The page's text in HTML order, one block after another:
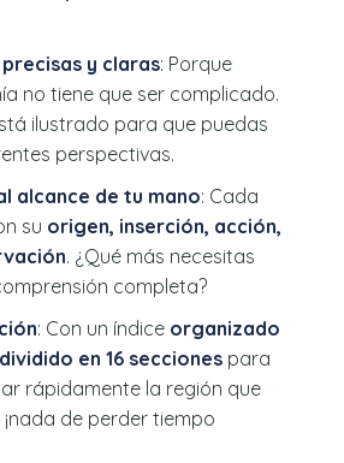
y claras: Porque
no tiene que ser complicado.
ilustrado para que puedas
perspectivas.
alcance de tu mano: Cada
su origen, inserción, acción,
. ¿Qué más necesitas
completa?
: Con un índice organizado
dividido en 16 secciones para
rápidamente la región que
de perder tiempo